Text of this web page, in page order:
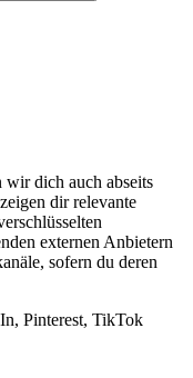
dich auch abseits
dir relevante
externen Anbietern
sofern du deren
Pinterest, TikTok